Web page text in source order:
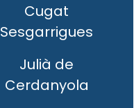
Cugat
Sesgarrigues
Julià de
Cerdanyola